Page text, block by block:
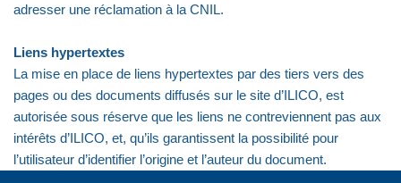
adresser une réclamation à la CNIL.
Liens hypertextes
La mise en place de liens hypertextes par des tiers vers des
pages ou des documents diffusés sur le site d’ILICO, est
autorisée sous réserve que les liens ne contreviennent pas aux
intérêts d’ILICO, et, qu’ils garantissent la possibilité pour
l’utilisateur d’identifier l’origine et l’auteur du document.